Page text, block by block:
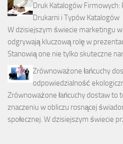
Druk Katalogów
Drukarni i Typów Katalogów
W dzisiejszym świecie marketingu
odgrywają kluczową rolę w
Stanowią one nie tylko skuteczne
Zrównoważone łańcuchy
odpowiedzialność
Zrównoważone łańcuchy dostaw to
znaczeniu w obliczu rosnącej
społecznej. W dzisiejszym świecie